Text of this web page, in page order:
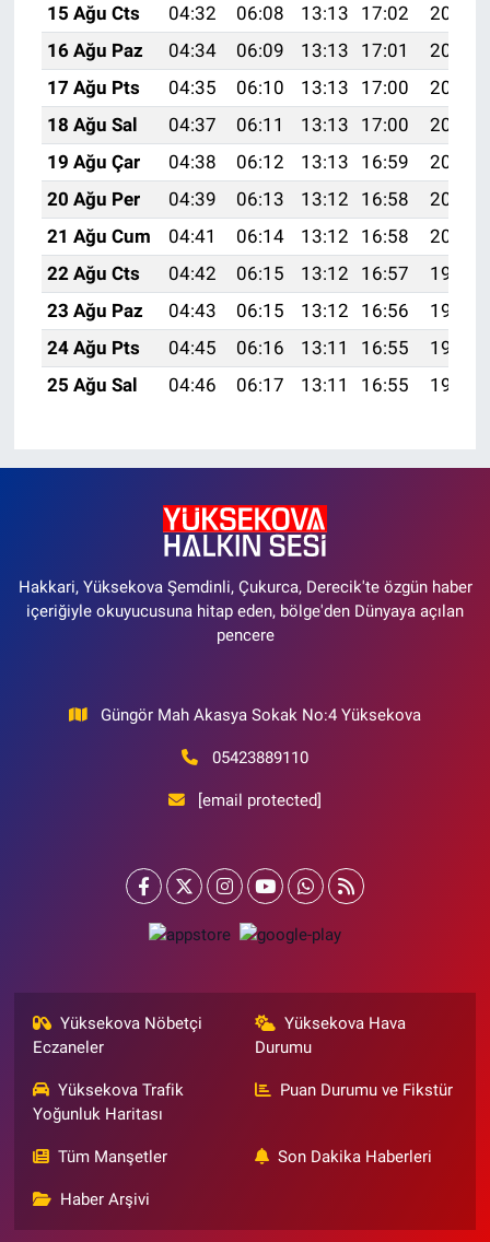
15 Ağu Cts
04:32 06:08 13:13 17:02
20:09
16 Ağu Paz
04:34 06:09 13:13 17:01
20:08
17 Ağu Pts
04:35 06:10 13:13 17:00
20:06
18 Ağu Sal
04:37 06:11 13:13 17:00
20:05
19 Ağu Çar
04:38 06:12 13:13 16:59
20:03
20 Ağu Per
04:39 06:13 13:12 16:58
20:02
21 Ağu Cum
04:41 06:14 13:12 16:58
20:01
22 Ağu Cts
04:42 06:15 13:12 16:57
19:59
23 Ağu Paz
04:43 06:15 13:12 16:56
19:58
24 Ağu Pts
04:45 06:16 13:11 16:55
19:56
25 Ağu Sal
04:46 06:17 13:11 16:55 19:55
Hakkari, Yüksekova Şemdinli, Çukurca, Derecik'te özgün haber
içeriğiyle okuyucusuna hitap eden, bölge'den Dünyaya açılan
pencere
Güngör Mah Akasya Sokak No:4 Yüksekova
05423889110
[email protected]
Yüksekova Nöbetçi
Eczaneler
Yüksekova Hava
Durumu
Yüksekova Trafik
Yoğunluk Haritası
Puan Durumu ve Fikstür
Tüm Manşetler Son Dakika Haberleri
Haber Arşivi